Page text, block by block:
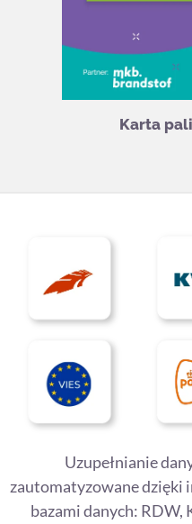
Karta
Uzupełnianie
zautomatyzowane
bazami danych: RDW,